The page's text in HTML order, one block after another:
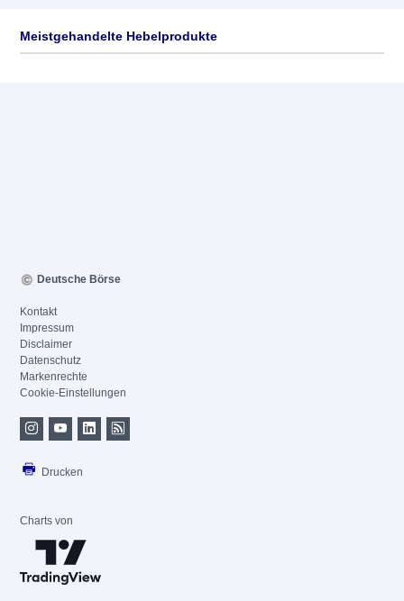
Meistgehandelte Hebelprodukte
Deutsche Börse
Kontakt
Impressum
Disclaimer
Datenschutz
Markenrechte
Cookie-Einstellungen
Drucken
Charts von